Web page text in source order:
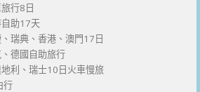
行8日
助17天
瑞典、香港、澳門17日
德國自助旅行
利、瑞士10日火車慢旅
行